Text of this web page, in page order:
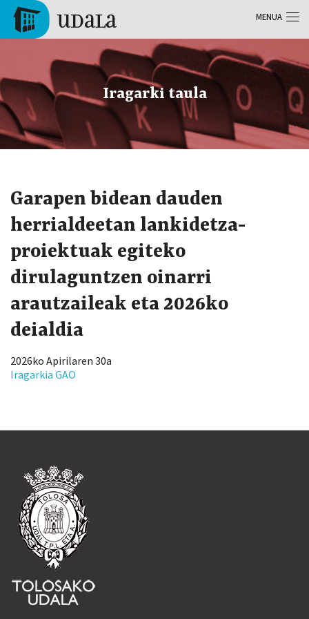
Skip to main content
Iragarki taula
Garapen bidean dauden
herrialdeetan lankidetza-
proiektuak egiteko
dirulaguntzen oinarri
arautzaileak eta 2026ko
deialdia
2026ko Apirilaren 30a
Iragarkia GAO
MENUA